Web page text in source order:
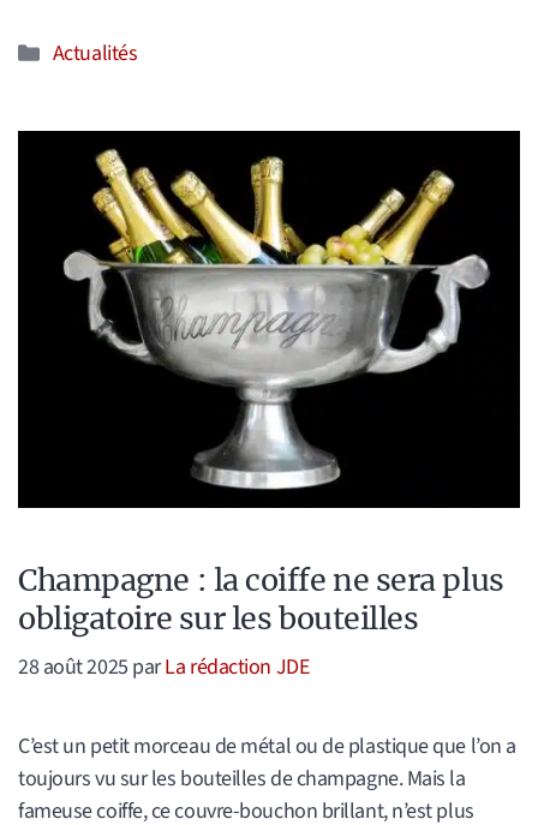
Catégories
Actualités
Champagne : la coiffe ne sera plus
obligatoire sur les bouteilles
28 août 2025 parLa rédaction JDE
C’est un petit morceau de métal ou de plastique que l’on a
toujours vu sur les bouteilles de champagne. Mais la
fameuse coiffe, ce couvre-bouchon brillant, n’est plus